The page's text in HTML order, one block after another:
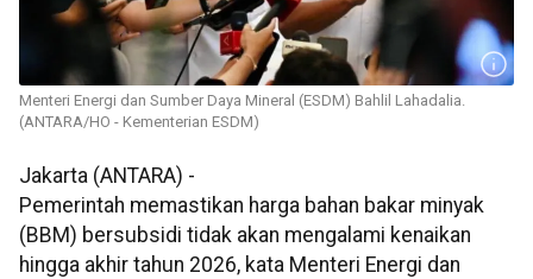
Menteri Energi dan Sumber Daya Mineral (ESDM) Bahlil Lahadalia.
(ANTARA/HO - Kementerian ESDM)
Jakarta (ANTARA) -
Pemerintah memastikan harga bahan bakar minyak
(BBM) bersubsidi tidak akan mengalami kenaikan
hingga akhir tahun 2026, kata Menteri Energi dan